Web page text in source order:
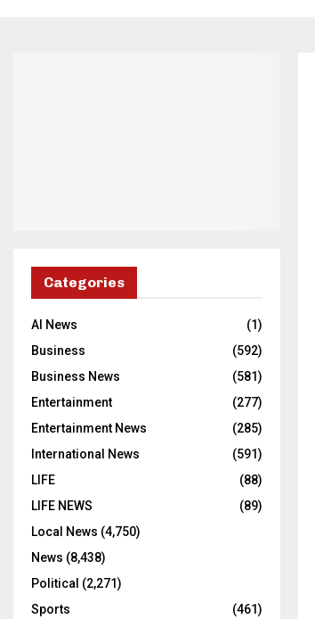
Categories
AI News
(1)
Business
(592)
Business News
(581)
Entertainment
(277)
Entertainment News
(285)
International News
(591)
LIFE
(88)
LIFE NEWS
(89)
Local News (4,750)
News (8,438)
Political (2,271)
Sports
(461)